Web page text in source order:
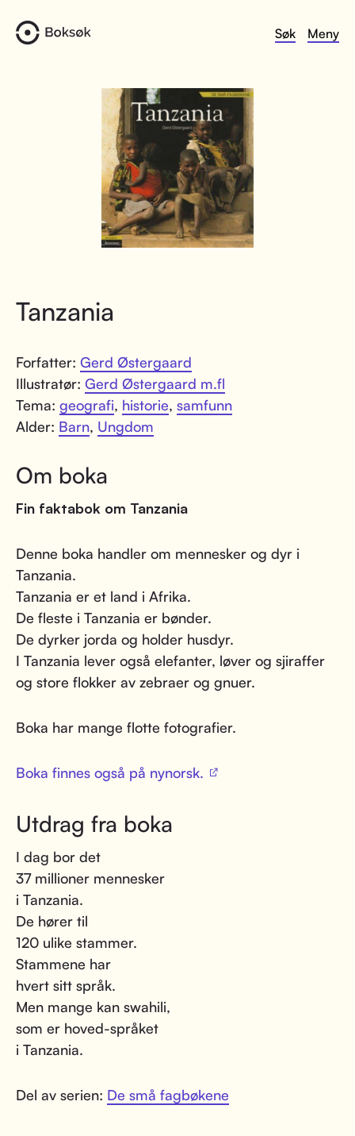
Søk Meny
Tanzania
Forfatter: Gerd Østergaard
Illustratør: Gerd Østergaard m.fl
Tema: geografi, historie, samfunn
Alder: Barn, Ungdom
Om boka
Fin faktabok om Tanzania
Denne boka handler om mennesker og dyr i
Tanzania.
Tanzania er et land i Afrika.
De fleste i Tanzania er bønder.
De dyrker jorda og holder husdyr.
I Tanzania lever også elefanter, løver og sjiraffer
og store flokker av zebraer og gnuer.
Boka har mange flotte fotografier.
Boka finnes også på nynorsk.
Utdrag fra boka
I dag bor det
37 millioner mennesker
i Tanzania.
De hører til
120 ulike stammer.
Stammene har
hvert sitt språk.
Men mange kan swahili,
som er hoved-språket
i Tanzania.
Del av serien: De små fagbøkene